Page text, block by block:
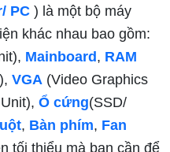
PC ) là một bộ máy
khác nhau bao gồm:
Mainboard , RAM
VGA (Video Graphics
Ổ cứng(SSD/
, Bàn phím, Fan
tối thiểu mà bạn cần để